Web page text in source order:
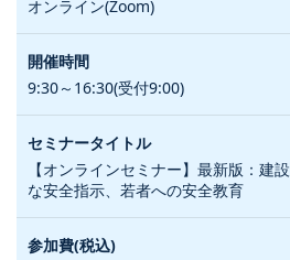
オンライン(Zoom)
9:30～16:30(受付9:00)
【オンラインセミナー】最新版：建
な安全指示、若者への安全教育